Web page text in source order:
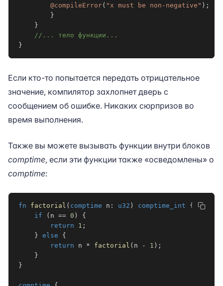
@compileError( "x must be non-negative" ) ;
}
}
//... тело функции...
}
Если кто-то попытается передать отрицательное
значение, компилятор захлопнет дверь с
сообщением об ошибке. Никаких сюрпризов во
время выполнения.
Также вы можете вызывать функции внутри блоков
comptime, если эти функции также «осведомлены» о
comptime:
fn factorial ( comptime n : u32 ) comptime_int
{
if
( n == 0 )
{
return
1 ;
} else
{
return n * factorial ( n - 1 ) ;
}
}